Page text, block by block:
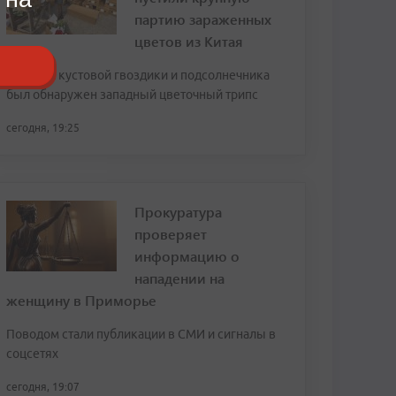
партию зараженных
цветов из Китая
В срезах кустовой гвоздики и подсолнечника
был обнаружен западный цветочный трипс
сегодня, 19:25
Прокуратура
проверяет
информацию о
нападении на
женщину в Приморье
Поводом стали публикации в СМИ и сигналы в
соцсетях
сегодня, 19:07